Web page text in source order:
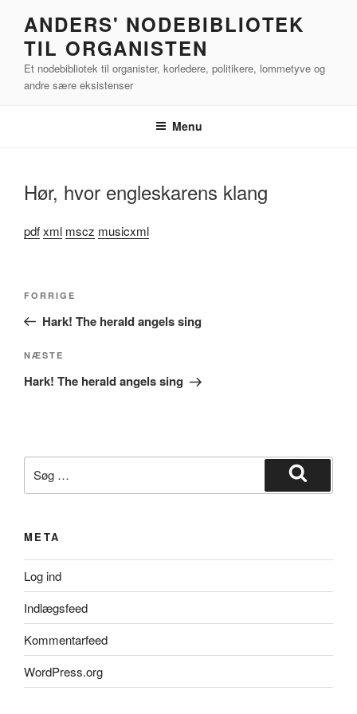
indhold
ANDERS' NODEBIBLIOTEK
TIL ORGANISTEN
Et nodebibliotek til organister, korledere, politikere, lommetyve og
andre sære eksistenser
Menu
Hør, hvor engleskarens klang
pdfxml mscz musicxml
Forrige
indlæg
FORRIGE
Hark! The herald angels sing
Næste
indlæg
NÆSTE
Hark! The herald angels sing
efter:
Søg
META
Log ind
Indlægsfeed
Kommentarfeed
WordPress.org